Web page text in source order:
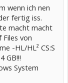
wenn ich nen
fertig iss.
macht macht
von
-HL/HL² CS:S
GB!!!
System